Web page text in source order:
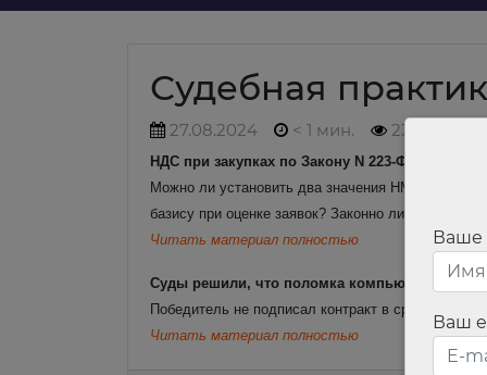
Судебная
27.08.2024 < 1 мин. 232
НДС при закупках по Закону N 223-ФЗ:
Можно ли установить два значения НМЦД для
базису при оценке заявок? Законно ли
Читать материал полностью
Суды решили, что поломка компьютера не
Победитель не подписал контракт в срок из-за
Читать материал полностью
Ваше
Ваш